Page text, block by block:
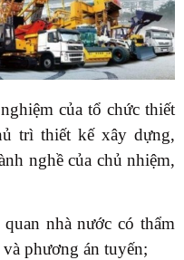
của tổ chức thiết
trì thiết kế xây dựng,
nghề của chủ nhiệm,
nhà nước có thẩm
phương án tuyến;